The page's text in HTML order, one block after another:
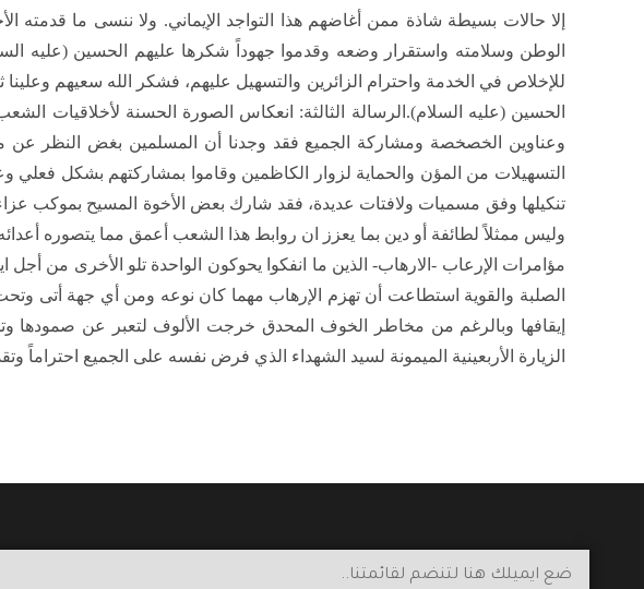
إلا حالات بسيطة شاذة ممن أغاضهم هذا التواجد الإيماني. ولا ننسى ما
الوطن وسلامته واستقرار وضعه وقدموا جهوداً شكرها عليهم الحسين (عليه
للإخلاص في الخدمة واحترام الزائرين والتسهيل عليهم، فشكر الله سعيهم
الحسين (عليه السلام).الرسالة الثالثة: انعكاس الصورة الحسنة لأخلاقيات
وعناوين الخصخصة ومشاركة الجميع فقد وجدنا أن المسلمين بغض النظر عن
التسهيلات من المؤن والحماية لزوار الكاظمين وقاموا بمشاركتهم بشكل فعلي
تنكيلها وفق مسميات ولافتات عديدة، فقد شارك بعض الأخوة المسيح بموكب
وليس ممثلاً لطائفة أو دين بما يعزز ان روابط هذا الشعب أعمق مما يتصوره
مؤامرات الإرعاب -الارهاب- الذين ما انفكوا يحوكون الواحدة تلو الأخرى من
الصلبة والقوية استطاعت أن تهزم الإرهاب مهما كان نوعه ومن أي جهة أتى
إيقافها وبالرغم من مخاطر الخوف المحدق خرجت الألوف لتعبر عن صمودها
الزيارة الأربعينية الميمونة لسيد الشهداء الذي فرض نفسه على الجميع احتراماً